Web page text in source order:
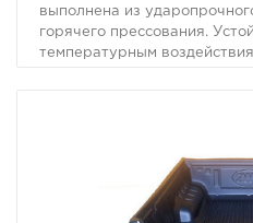
выполнена из
горячего прессования.
температурным